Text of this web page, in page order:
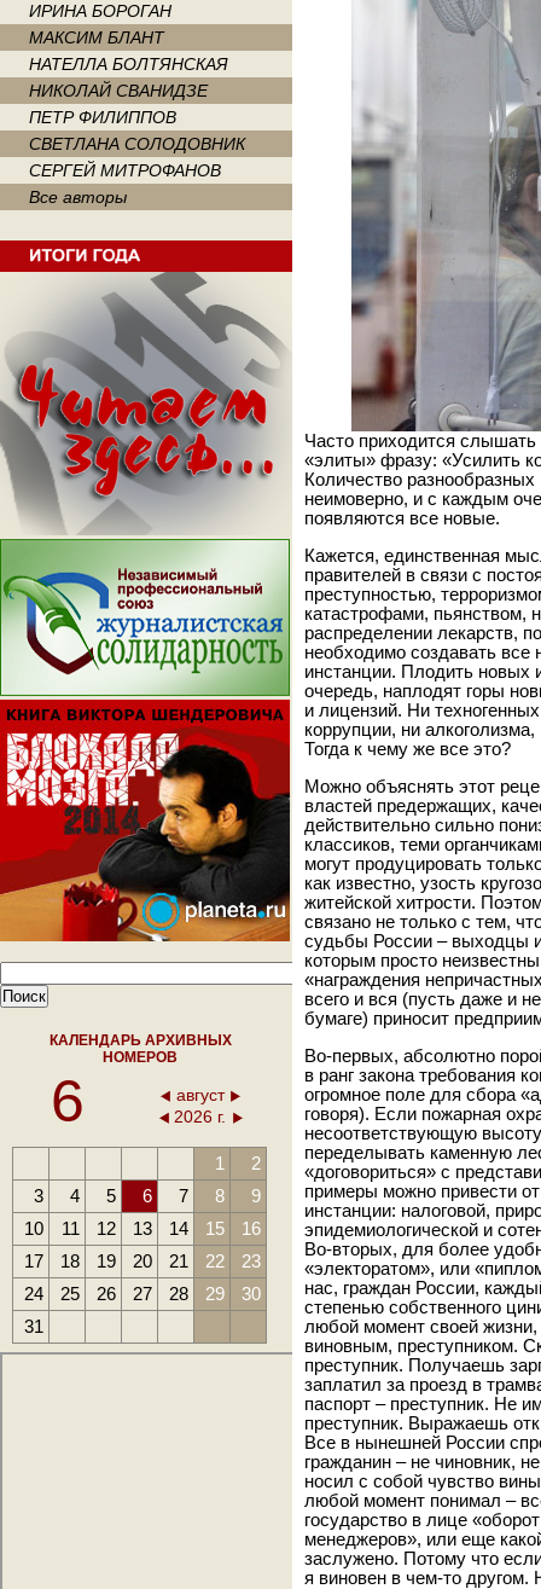
ИРИНА БОРОГАН
МАКСИМ БЛАНТ
НАТЕЛЛА БОЛТЯНСКАЯ
НИКОЛАЙ СВАНИДЗЕ
ПЕТР ФИЛИППОВ
СВЕТЛАНА СОЛОДОВНИК
СЕРГЕЙ МИТРОФАНОВ
Все авторы
КАЛЕНДАРЬ АРХИВНЫХ
НОМЕРОВ
6
август
2026 г.
1
2
3
4 5 6 7 8
9
10
11 12 13 14 15
16
17
18 19 20 21 22
23
24
25 26 27 28 29
30
31
Часто приходится слышать
«элиты» фразу: «Усилить
Количество
неимоверно, и с каждым
появляются все новые.
Кажется, единственная
правителей в связи с
преступностью,
катастрофами, пьянством,
распределении лекарств,
необходимо создавать
инстанции. Плодить новых
очередь, наплодят горы
и лицензий. Ни
коррупции, ни
Тогда к чему же все это?
Можно объяснять этот
властей предержащих,
действительно сильно
классиков, теми
могут продуцировать
как известно, узость
житейской хитрости.
связано не только с тем,
судьбы России – выходцы
которым просто
«награждения
всего и вся (пусть даже и
бумаге) приносит
Во-первых, абсолютно
в ранг закона требования
огромное поле для сбора
говоря). Если пожарная
несоответствующую
переделывать каменную
«договориться» с
примеры можно привести
инстанции: налоговой,
эпидемиологической и
Во-вторых, для более
«электоратом», или
нас, граждан России,
степенью собственного
любой момент своей
виновным, преступником.
преступник. Получаешь
заплатил за проезд в
паспорт – преступник. Не
преступник. Выражаешь
Все в нынешней России
гражданин – не чиновник,
носил с собой чувство
любой момент понимал –
государство в лице
менеджеров», или еще
заслужено. Потому что
я виновен в чем-то другом.